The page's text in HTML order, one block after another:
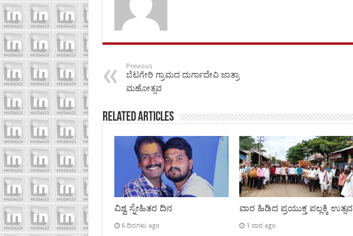
Previous
ಬೆಟಗೇರಿ ಗ್ರಾಮದ ದುರ್ಗಾದೇವಿ ಜಾತ್ರಾ
ಮಹೋತ್ಸವ
Related Articles
ವಿಶ್ವ ಸ್ನೇಹಿತರ ದಿನ
6 ದಿನಗಳು ago
ವಾರ ಹಿಡಿದ ಪ್ರಯುಕ್ತ ಪಲ್ಲಕ್ಕಿ ಉತ್ಸವ
1 ವಾರ ago